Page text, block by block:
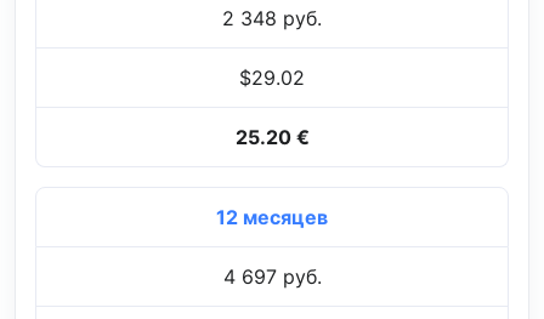
2 348 руб.
$29.02
25.20 €
12 месяцев
4 697 руб.